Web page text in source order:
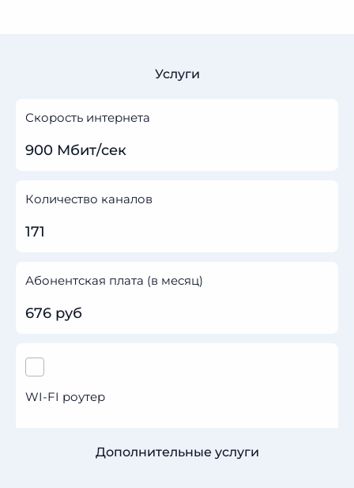
Услуги
Скорость интернета
900 Мбит/сек
Количество каналов
171
Абонентская плата (в месяц)
676 руб
WI-FI роутер
Дополнительные услуги